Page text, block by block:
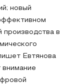
новый
производства в
Евтянова